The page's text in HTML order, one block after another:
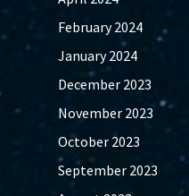
February 2024
January 2024
December 2023
November 2023
October 2023
September 2023